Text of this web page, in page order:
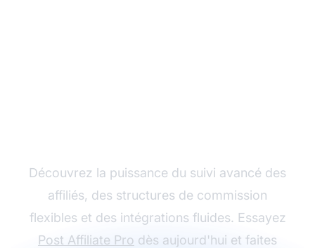
Découvrez la puissance du suivi avancé des
affiliés, des structures de commission
flexibles et des intégrations fluides. Essayez
Post Affiliate Pro dès aujourd'hui et faites